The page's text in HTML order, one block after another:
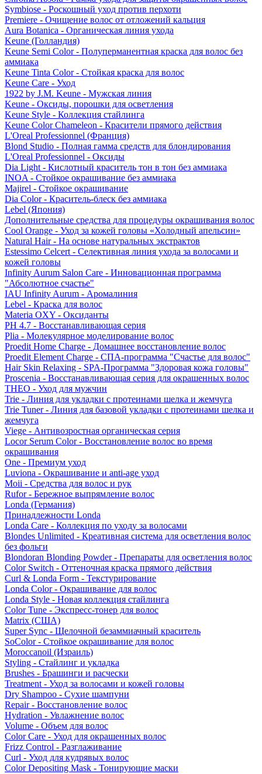
Symbiose - Роскошный уход против перхоти
Premiere - Очищение волос от отложений кальция
Aura Botanica - Органическая линия ухода
Keune (Голландия)
Keune Semi Color - Полуперманентная краска для волос без
аммиака
Keune Tinta Color - Стойкая краска для волос
Keune Care - Уход
1922 by J.M. Keune - Мужская линия
Keune - Оксиды, порошки для осветления
Keune Style - Коллекция стайлинга
Keune Color Chameleon - Красители прямого действия
L'Oreal Professionnel (Франция)
Blond Studio - Полная гамма средств для блондирования
L'Oreal Professionnel - Оксиды
Dia Light - Кислотный краситель тон в тон без аммиака
INOA - Стойкое окрашивание без аммиака
Majirel - Стойкое окрашивание
Dia Color - Краситель-блеск без аммиака
Lebel (Япония)
Дополнительные средства для процедуры окрашивания волос
Cool Orange - Уход за кожей головы «Холодный апельсин»
Natural Hair - На основе натуральных экстрактов
Estessimo Celcert - Селективная линия ухода за волосами и
кожей головы
Infinity Aurum Salon Care - Инновационная программа
"Абсолютное счастье"
IAU Infinity Aurum - Аромалиния
Lebel - Краска для волос
Materia OXY - Оксиданты
PH 4.7 - Восстанавливающая серия
Plia - Молекулярное моделирование волос
Proedit Home Charge - Домашнее восстановление волос
Proedit Element Charge - СПА-программа "Счастье для волос"
Hair Skin Relaxing - SPA-Программа "Здоровая кожа головы"
Proscenia - Восстанавливающая серия для окрашенных волос
THEO - Уход для мужчин
Trie - Линия для укладки с протеинами шелка и жемчуга
Trie Tuner - Линия для базовой укладки с протеинами шелка и
жемчуга
Viege - Антивозростная органическая серия
Locor Serum Color - Восстановление волос во время
окрашивания
One - Премиум уход
Luviona - Окрашивание и anti-age уход
Moii - Средства для волос и рук
Rufor - Бережное выпрямление волос
Londa (Германия)
Принадлежности Londa
Londa Care - Коллекция по уходу за волосами
Blondes Unlimited - Креативная система для осветления волос
без фольги
Blondoran Blonding Powder - Препараты для осветления волос
Color Switch - Оттеночная краска прямого действия
Curl & Londa Form - Текстурирование
Londa Color - Окрашивание для волос
Londa Style - Новая коллекция стайлинга
Color Tune - Экспресс-тонер для волос
Matrix (США)
Super Sync - Щелочной безаммиачный краситель
SoColor - Стойкое окрашивание для волос
Moroccanoil (Израиль)
Styling - Стайлинг и укладка
Brushes - Брашинги и расчески
Treatment - Уход за волосами и кожей головы
Dry Shampoo - Сухие шампуни
Repair - Восстановление волос
Hydration - Увлажнение волос
Volume - Объем для волос
Color Care - Уход для окрашенных волос
Frizz Control - Разглаживание
Curl - Уход для кудрявых волос
Color Depositing Mask - Тонирующие маски